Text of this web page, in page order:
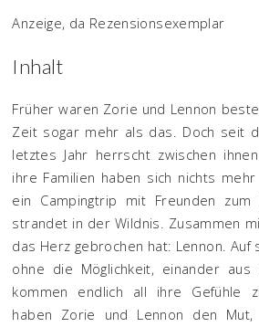
Anzeige, da Rezensionsexemplar
Inhalt
Früher waren Zorie und Lennon
Zeit sogar mehr als das. Doch seit
letztes Jahr herrscht zwischen
ihre Familien haben sich nichts
ein Campingtrip mit Freunden
strandet in der Wildnis. Zusammen
das Herz gebrochen hat: Lennon. Auf
ohne die Möglichkeit, einander aus
kommen endlich all ihre Gefühle
haben Zorie und Lennon den Mut,